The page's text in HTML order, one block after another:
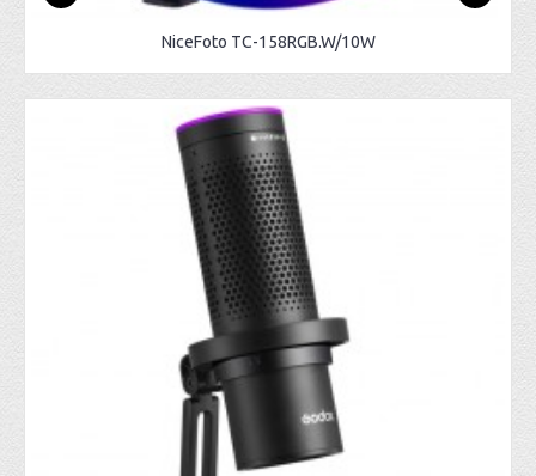
NiceFoto TC-158RGB.W/10W